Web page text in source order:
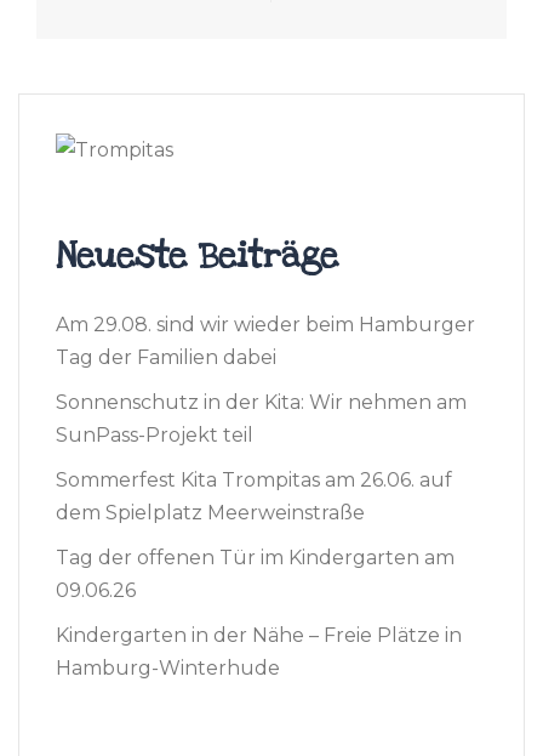
Neueste Beiträge
Am 29.08. sind wir wieder beim Hamburger
Tag der Familien dabei
Sonnenschutz in der Kita: Wir nehmen am
SunPass-Projekt teil
Sommerfest Kita Trompitas am 26.06. auf
dem Spielplatz Meerweinstraße
Tag der offenen Tür im Kindergarten am
09.06.26
Kindergarten in der Nähe – Freie Plätze in
Hamburg-Winterhude